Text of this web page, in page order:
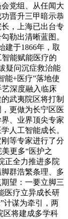
党组、从任闻大
晋升三甲暗示恭
，上海已出台专
勒出清晰蓝图。
建于1866年，取
能赋能医疗的
疑问沉症救治能
能+医疗”落地使
深度融入临床
武夷院区将打制
更做为长宁区医
、业界顶尖专家
人工智能成长。
等专家进行了分
更多“医护之
正全力推进多院
群浩繁条理、多
望：一要立脚三
医疗立异成长研
计谋为牵引，两
区将建成多学科